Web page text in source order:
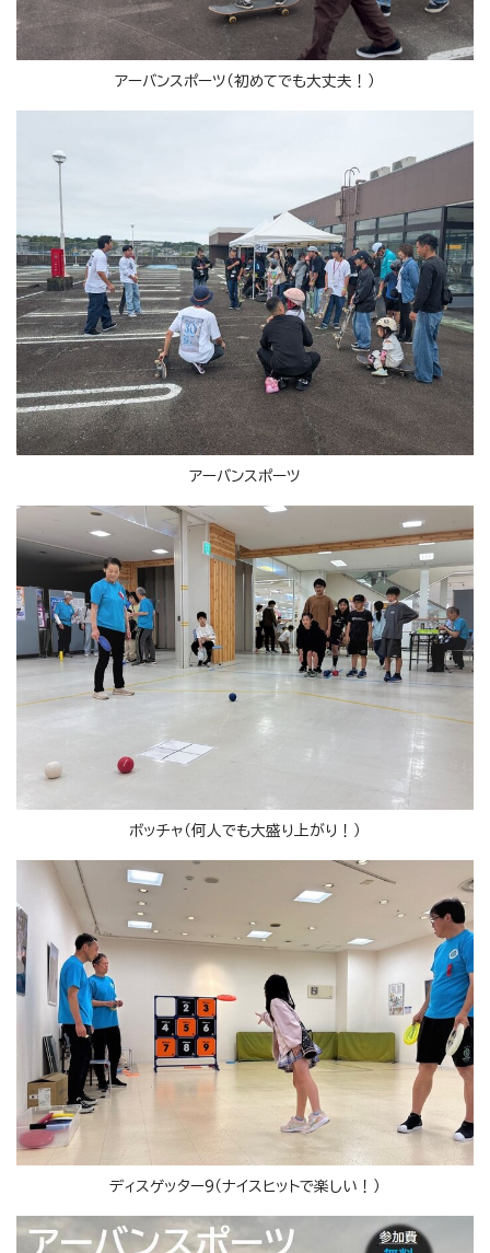
アーバンスポーツ（初めてでも大丈夫！）
アーバンスポーツ
ボッチャ（何人でも大盛り上がり！）
ディスゲッター9（ナイスヒットで楽しい！）